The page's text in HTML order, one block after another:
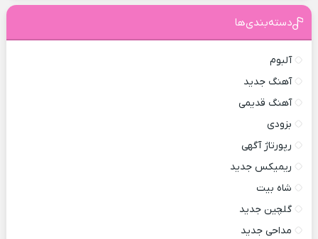
دسته‌بندی‌ها
آلبوم
آهنگ جدید
آهنگ قدیمی
بزودی
رپورتاژ آگهی
ریمیکس جدید
شاه بیت
گلچین جدید
مداحی جدید